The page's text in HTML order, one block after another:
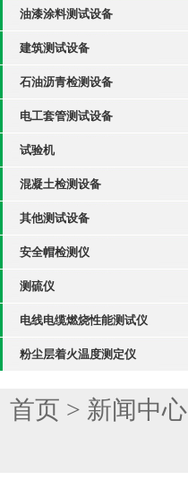
油漆涂料测试设备
建筑测试设备
石油沥青检测设备
电工套管测试设备
试验机
混凝土检测设备
其他测试设备
安全帽检测仪
测硫仪
电线电缆燃烧性能测试仪
粉尘层着火温度测定仪
首页 > 新闻中心